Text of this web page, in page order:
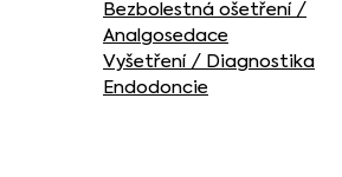
Bezbolestná ošetření /
Analgosedace
Vyšetření / Diagnostika
Endodoncie